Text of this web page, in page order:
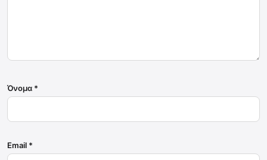
Όνομα *
Email *